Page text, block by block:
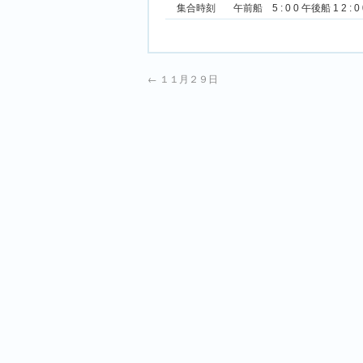
集合時刻
午前船 5 : 0 0 午後船 1 2 : 0
← １１月２９日